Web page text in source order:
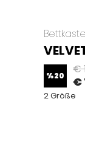
%20 €
€
2 Größe